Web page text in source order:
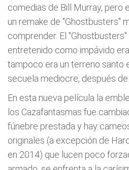
comedias de Bill Murray, pero
un remake de "Ghostbusters"
comprender. El
entretenido como impávido
tampoco era un terreno santo
secuela mediocre, después de
En esta nueva película la
los Cazafantasmas fue
fúnebre prestada y hay
originales (a excepción de
en 2014) que lucen poco